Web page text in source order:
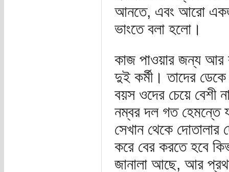
আনতে, এবং আরো
ভাংতে বলা হলো।
কাজ পাওয়ার জন্য আর
দুই কর্মী। তাদের
বয়স ওদের চেয়ে
নম্বর দল গত হেমন্তে
সেখান থেকে দোতালার
করে বের করতে হবে
জানালা আছে, আর